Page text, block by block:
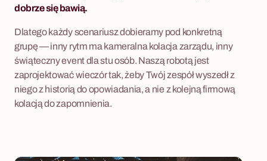
dobrze się bawią.
Dlatego każdy scenariusz dobieramy pod konkretną
grupę — inny rytm ma kameralna kolacja zarządu, inny
świąteczny event dla stu osób. Naszą robotą jest
zaprojektować wieczór tak, żeby Twój zespół wyszedł z
niego z historią do opowiadania, a nie z kolejną firmową
kolacją do zapomnienia.